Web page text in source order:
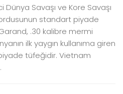
Dünya Savaşı ve Kore Savaşı
ordusunun standart piyade
.30 kalibre mermi
ilk yaygın kullanıma giren
tüfeğidir. Vietnam